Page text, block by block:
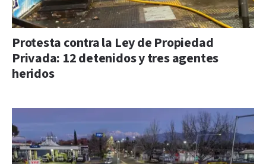
Protesta contra la Ley de Propiedad
Privada: 12 detenidos y tres agentes
heridos